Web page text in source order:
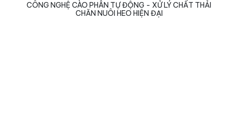
CÔNG NGHỆ CÀO PHÂN TỰ ĐỘNG - XỬ LÝ CHẤT THẢI
CHĂN NUÔI HEO HIỆN ĐẠI